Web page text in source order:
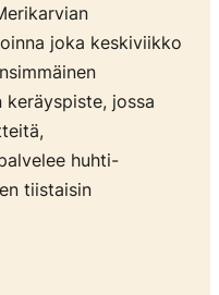
joka keskiviikko
keräyspiste, jossa
huhti-
tiistaisin